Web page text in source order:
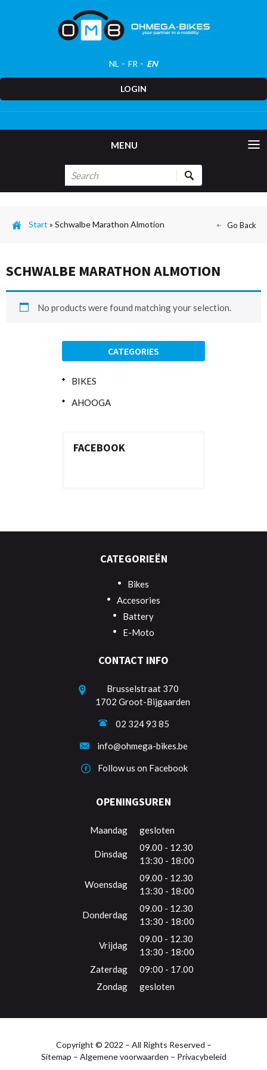
NL FR EN
LOGIN
MENU
Start » Schwalbe Marathon Almotion
CATEGORIES
BIKES
AHOOGA
FACEBOOK
SCHWALBE MARATHON ALMOTION
No products were found matching your selection.
CATEGORIEËN
Bikes
Accesories
Battery
E-Moto
CONTACT INFO
Brusselstraat 370
1702 Groot-Bijgaarden
02 324 93 85
info@ohmega-bikes.be
Follow us on Facebook
OPENINGSUREN
Maandag gesloten
Dinsdag
09.00 - 12.30
13:30 - 18:00
Woensdag
09.00 - 12.30
13:30 - 18:00
Donderdag
09.00 - 12.30
13:30 - 18:00
Vrijdag
09.00 - 12.30
13:30 - 18:00
Zaterdag
09:00 - 17.00
Zondag
gesloten
Copyright © 2022 – All Rights Reserved –
Sitemap – Algemene voorwaarden – Privacybeleid